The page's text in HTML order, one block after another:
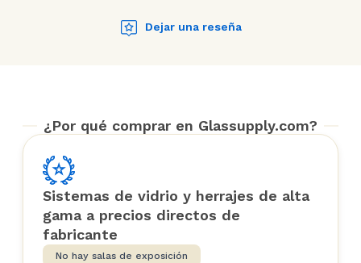
fuerte y cristalino. Cuando me
faltó una pequeña pieza (unos
Y ten en cuenta que todo esto fue
las arreglaron para conseguirlo a
pesar de que el mundo estaba en
Dejar una reseña
¿Por qué comprar en Glassupply.com?
Sistemas de vidrio y herrajes de alta
gama a precios directos de
fabricante
No hay salas de exposición